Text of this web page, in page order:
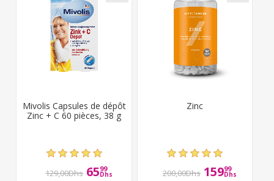
Mivolis Capsules de dépôt
Zinc + C 60 pièces, 38 g
129,00Dhs 6599
Dhs
Zinc
200,00Dhs 15999
Dhs